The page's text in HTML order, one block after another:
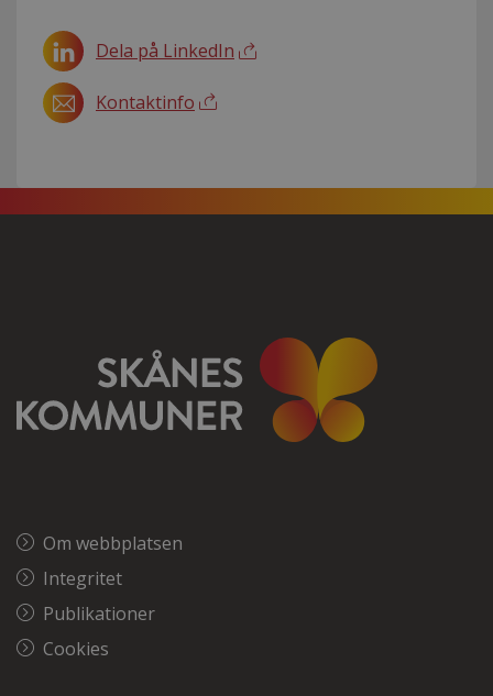
Dela på LinkedIn
Kontaktinfo
Om webbplatsen
Integritet
Publikationer
Cookies